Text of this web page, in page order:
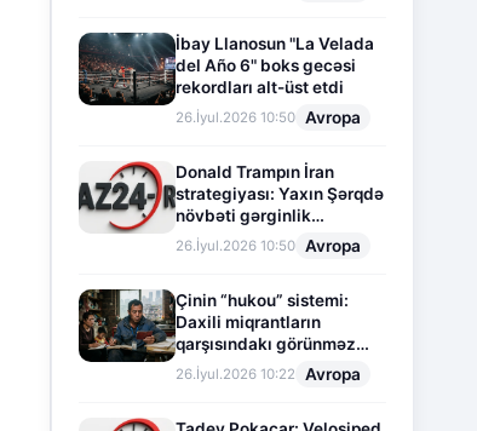
İbay Llanosun "La Velada
del Año 6" boks gecəsi
rekordları alt-üst etdi
26.İyul.2026 10:50 Avropa
Donald Trampın İran
strategiyası: Yaxın Şərqdə
növbəti gərginlik
mərhələsi
26.İyul.2026 10:50 Avropa
Çinin “hukou” sistemi:
Daxili miqrantların
qarşısındakı görünməz
sədd
26.İyul.2026 10:22 Avropa